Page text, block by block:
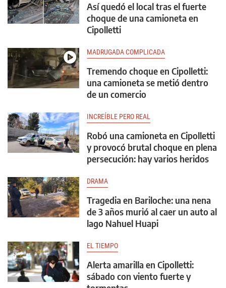
Así quedó el local tras el fuerte
choque de una camioneta en
Cipolletti
MADRUGADA COMPLICADA
Tremendo choque en Cipolletti:
una camioneta se metió dentro
de un comercio
INCREÍBLE PERO REAL
Robó una camioneta en Cipolletti
y provocó brutal choque en plena
persecución: hay varios heridos
DRAMA
Tragedia en Bariloche: una nena
de 3 años murió al caer un auto al
lago Nahuel Huapi
EL TIEMPO
Alerta amarilla en Cipolletti:
sábado con viento fuerte y